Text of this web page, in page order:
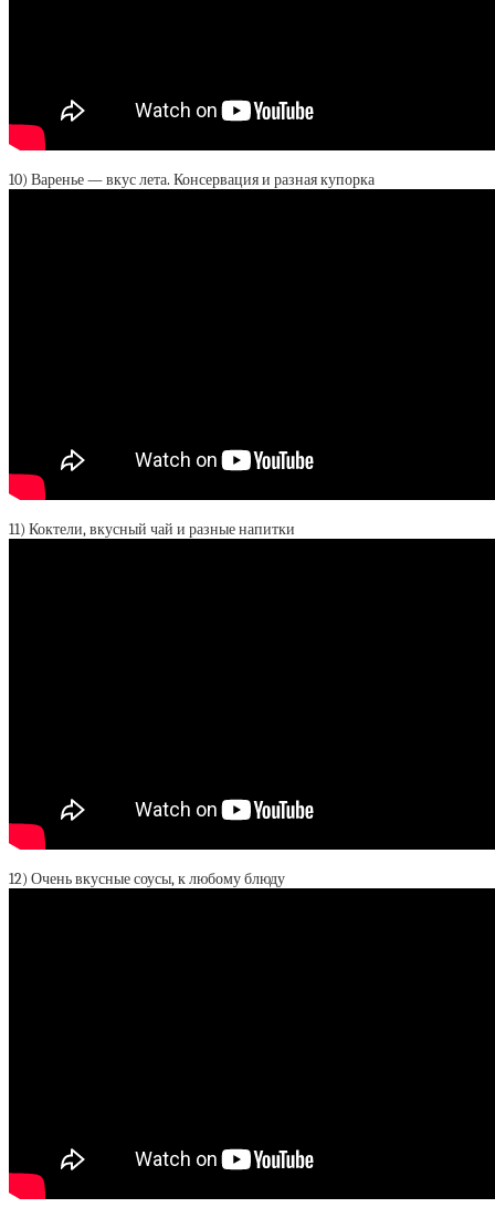
10) Варенье — вкус лета. Консервация и разная купорка
11) Коктели, вкусный чай и разные напитки
12) Очень вкусные соусы, к любому блюду